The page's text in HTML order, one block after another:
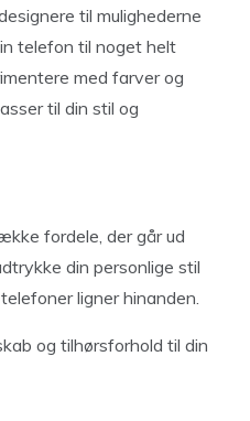
til mulighederne
telefon til noget helt
med farver og
til din stil og
fordele, der går ud
din personlige stil
ligner hinanden.
og tilhørsforhold til din